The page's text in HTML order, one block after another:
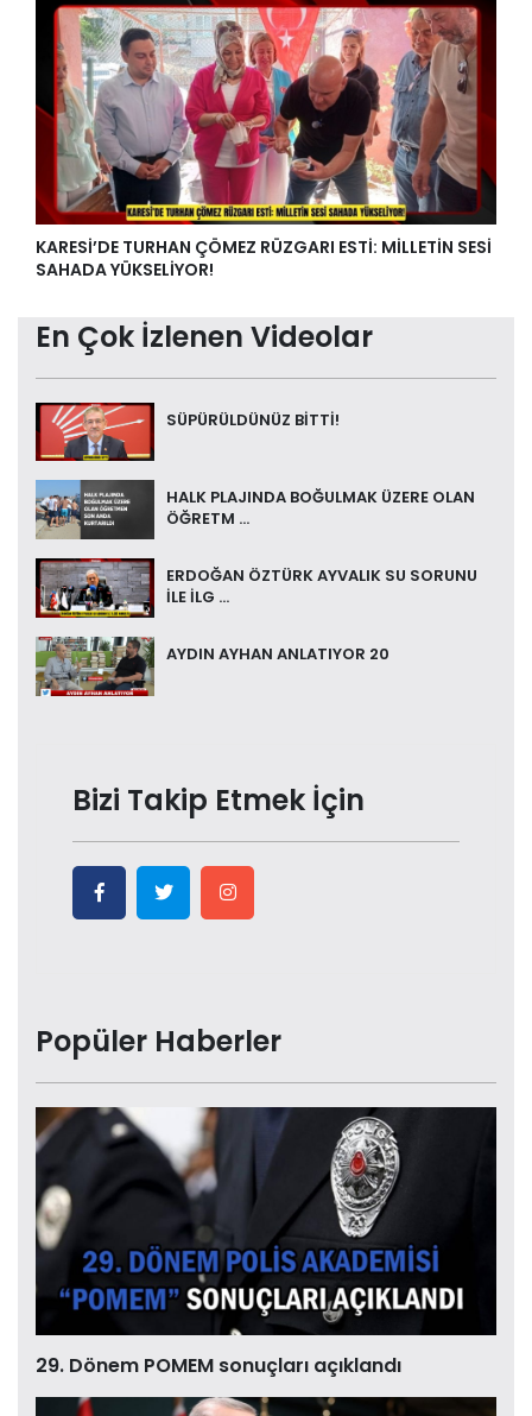
KARESİ’DE TURHAN ÇÖMEZ RÜZGARI ESTİ: MİLLETİN SESİ
SAHADA YÜKSELİYOR!
En Çok İzlenen Videolar
SÜPÜRÜLDÜNÜZ BİTTİ!
HALK PLAJINDA BOĞULMAK ÜZERE OLAN
ÖĞRETM ...
ERDOĞAN ÖZTÜRK AYVALIK SU SORUNU
İLE İLG ...
AYDIN AYHAN ANLATIYOR 20
Bizi Takip Etmek İçin
Popüler Haberler
29. Dönem POMEM sonuçları açıklandı